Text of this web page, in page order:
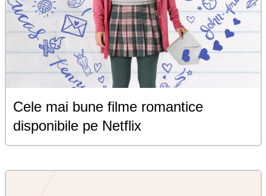
Cele mai bune filme romantice
disponibile pe Netflix